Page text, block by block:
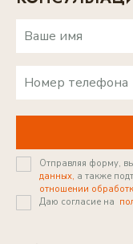
Отправляя форму,
данных, а также
отношении
Даю согласие на